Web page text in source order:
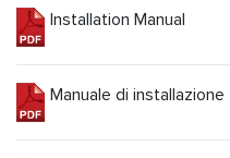
Installation Manual
Manuale di installazione